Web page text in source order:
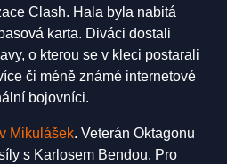
Clash. Hala byla nabitá
karta. Diváci dostali
o kterou se v kleci postarali
či méně známé internetové
bojovníci.
Mikulášek. Veterán Oktagonu
s Karlosem Bendou. Pro